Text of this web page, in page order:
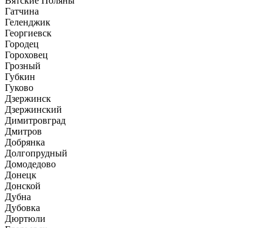
Гатчина
Геленджик
Георгиевск
Городец
Гороховец
Грозный
Губкин
Гуково
Дзержинск
Дзержинский
Димитровград
Дмитров
Добрянка
Долгопрудный
Домодедово
Донецк
Донской
Дубна
Дубовка
Дюртюли